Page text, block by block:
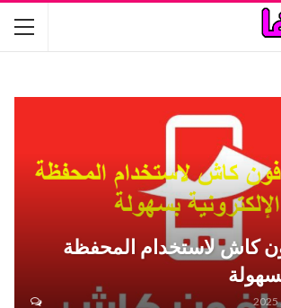
كاش لاستخدام المحفظة